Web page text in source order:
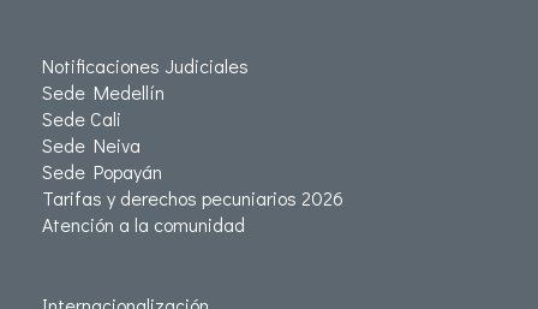
Notificaciones Judiciales
Sede Medellín
Sede Cali
Sede Neiva
Sede Popayán
Tarifas y derechos pecuniarios 2026
Atención a la comunidad